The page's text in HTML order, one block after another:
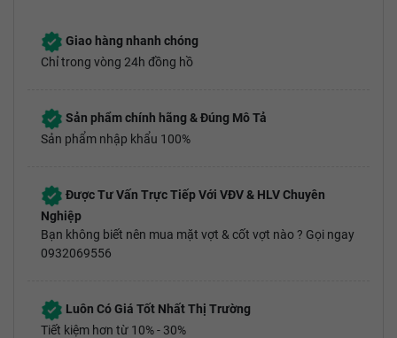
Giao hàng nhanh chóng
Chỉ trong vòng 24h đồng hồ
Sản phẩm chính hãng & Đúng Mô Tả
Sản phẩm nhập khẩu 100%
Được Tư Vấn Trực Tiếp Với VĐV & HLV Chuyên
Nghiệp
Bạn không biết nên mua mặt vợt & cốt vợt nào ? Gọi ngay
0932069556
Luôn Có Giá Tốt Nhất Thị Trường
Tiết kiệm hơn từ 10% - 30%